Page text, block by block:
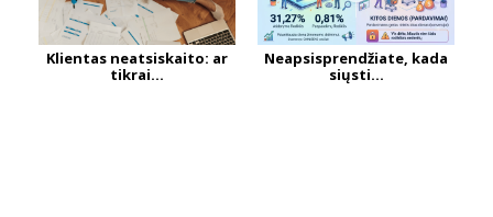
Klientas neatsiskaito: ar
tikrai...
Neapsisprendžiate, kada
siųsti...